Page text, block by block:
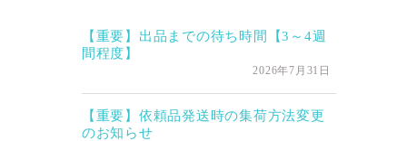
【重要】出品までの待ち時間【3～4週
間程度】
2026年7月31日
【重要】依頼品発送時の集荷方法変更
のお知らせ